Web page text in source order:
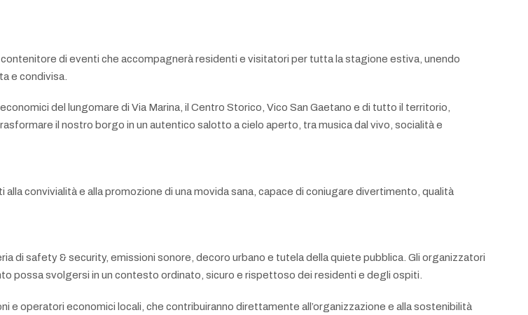
contenitore di eventi che accompagnerà residenti e visitatori per tutta la stagione estiva, unendo
e condivisa.
del lungomare di Via Marina, il Centro Storico, Vico San Gaetano e di tutto il territorio,
il nostro borgo in un autentico salotto a cielo aperto, tra musica dal vivo, socialità e
convivialità e alla promozione di una movida sana, capace di coniugare divertimento, qualità
di safety & security, emissioni sonore, decoro urbano e tutela della quiete pubblica. Gli organizzatori
possa svolgersi in un contesto ordinato, sicuro e rispettoso dei residenti e degli ospiti.
e operatori economici locali, che contribuiranno direttamente all’organizzazione e alla sostenibilità